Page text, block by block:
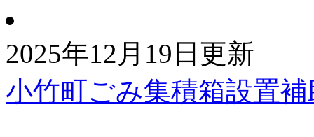
2025年12月19日更新
小竹町ごみ集積箱設置